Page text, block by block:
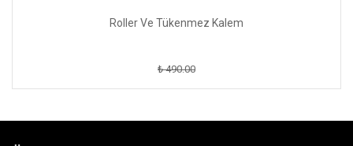
Roller Ve Tükenmez Kalem
₺ 490.00